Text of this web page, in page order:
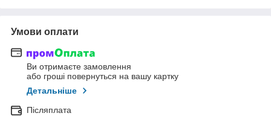
Умови оплати
Ви отримаєте замовлення
або гроші повернуться на вашу картку
Детальніше
Післяплата